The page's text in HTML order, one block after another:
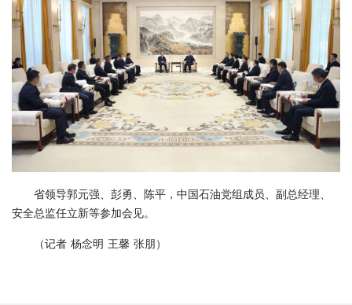
省领导郭元强、彭勇、陈平，中国石油党组成员、副总经理、
安全总监任立新等参加会见。
（记者 杨念明 王馨 张朋）